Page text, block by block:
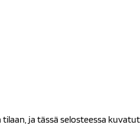
ja tässä selosteessa kuvatut